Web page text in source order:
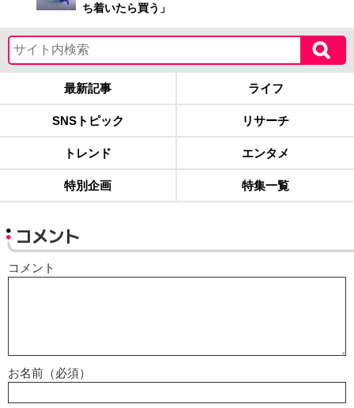
ち着いたら買う」
最新記事 ライフ
SNSトピック リサーチ
トレンド エンタメ
特別企画 特集一覧
コメント
コメント
お名前（必須）